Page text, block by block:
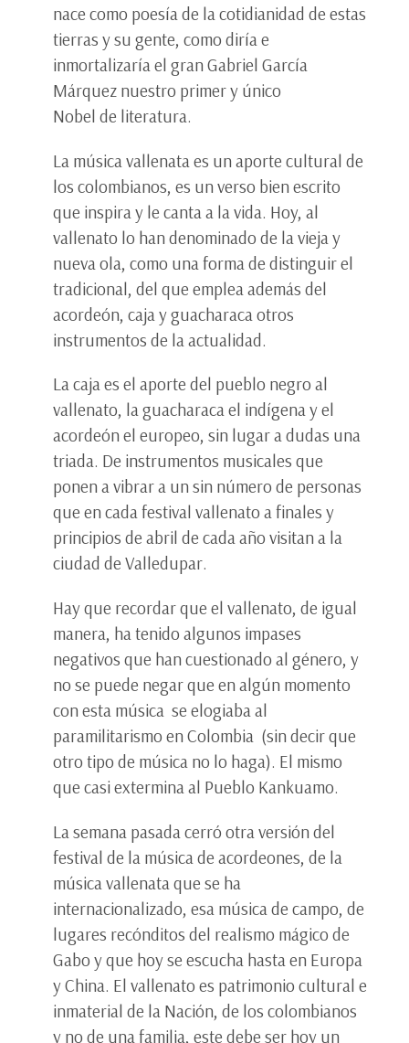
nace como poesía de la cotidianidad de estas
tierras y su gente, como diría e
inmortalizaría el gran Gabriel García
Márquez nuestro primer y único
Nobel de literatura.
La música vallenata es un aporte cultural de
los colombianos, es un verso bien escrito
que inspira y le canta a la vida. Hoy, al
vallenato lo han denominado de la vieja y
nueva ola, como una forma de distinguir el
tradicional, del que emplea además del
acordeón, caja y guacharaca otros
instrumentos de la actualidad.
La caja es el aporte del pueblo negro al
vallenato, la guacharaca el indígena y el
acordeón el europeo, sin lugar a dudas una
triada. De instrumentos musicales que
ponen a vibrar a un sin número de personas
que en cada festival vallenato a finales y
principios de abril de cada año visitan a la
ciudad de Valledupar.
Hay que recordar que el vallenato, de igual
manera, ha tenido algunos impases
negativos que han cuestionado al género, y
no se puede negar que en algún momento
con esta música se elogiaba al
paramilitarismo en Colombia (sin decir que
otro tipo de música no lo haga). El mismo
que casi extermina al Pueblo Kankuamo.
La semana pasada cerró otra versión del
festival de la música de acordeones, de la
música vallenata que se ha
internacionalizado, esa música de campo, de
lugares recónditos del realismo mágico de
Gabo y que hoy se escucha hasta en Europa
y China. El vallenato es patrimonio cultural e
inmaterial de la Nación, de los colombianos
y no de una familia, este debe ser hoy un